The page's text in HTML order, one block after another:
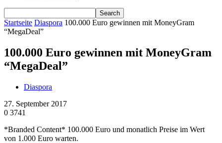
Startseite Diaspora 100.000 Euro gewinnen mit MoneyGram
“MegaDeal”
100.000 Euro gewinnen mit MoneyGram
“MegaDeal”
Diaspora
27. September 2017
0 3741
*Branded Content* 100.000 Euro und monatlich Preise im Wert
von 1.000 Euro warten.